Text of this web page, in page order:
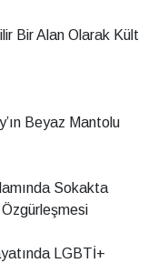
Bir Alan Olarak Kült
Beyaz Mantolu
Sokakta
LGBTİ+